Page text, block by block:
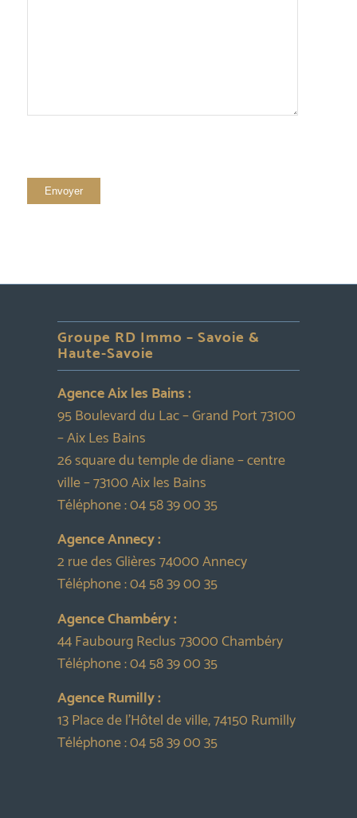
Groupe RD Immo – Savoie &
Haute-Savoie
Agence Aix les Bains :
95 Boulevard du Lac – Grand Port 73100
– Aix Les Bains
26 square du temple de diane – centre
ville – 73100 Aix les Bains
Téléphone :04 58 39 00 35
Agence Annecy :
2 rue des Glières 74000 Annecy
Téléphone :04 58 39 00 35
Agence Chambéry :
44 Faubourg Reclus 73000 Chambéry
Téléphone :04 58 39 00 35
Agence Rumilly :
13 Place de l’Hôtel de ville, 74150 Rumilly
Téléphone :04 58 39 00 35